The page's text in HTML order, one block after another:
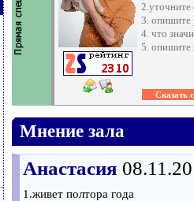
2.уточните
3. опишите
4. что
5. опишите
Мнение зала
Анастасия
1.живет полтора года